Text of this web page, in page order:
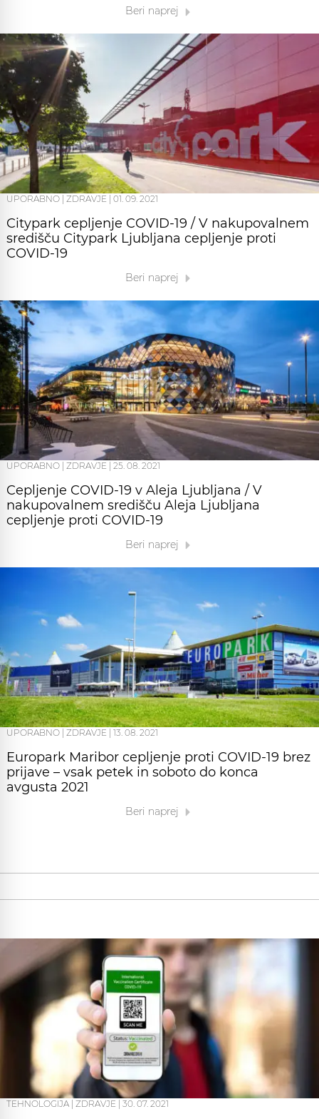
Beri naprej
UPORABNO ZDRAVJE 01. 09. 2021
Citypark cepljenje COVID-19 / V nakupovalnem
središču Citypark Ljubljana cepljenje proti
COVID-19
Beri naprej
UPORABNO ZDRAVJE 25. 08. 2021
Cepljenje COVID-19 v Aleja Ljubljana / V
nakupovalnem središču Aleja Ljubljana
cepljenje proti COVID-19
Beri naprej
UPORABNO ZDRAVJE 13. 08. 2021
Europark Maribor cepljenje proti COVID-19 brez
prijave – vsak petek in soboto do konca
avgusta 2021
Beri naprej
TEHNOLOGIJA | ZDRAVJE | 30. 07. 2021